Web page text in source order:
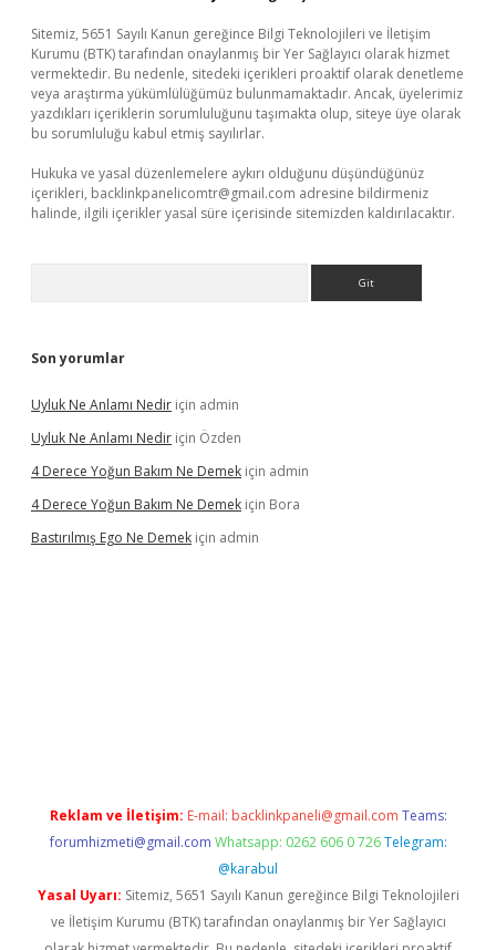
Sitemiz, 5651 Sayılı Kanun gereğince Bilgi Teknolojileri ve İletişim
Kurumu (BTK) tarafından onaylanmış bir Yer Sağlayıcı olarak hizmet
vermektedir. Bu nedenle, sitedeki içerikleri proaktif olarak denetleme
veya araştırma yükümlülüğümüz bulunmamaktadır. Ancak, üyelerimiz
yazdıkları içeriklerin sorumluluğunu taşımakta olup, siteye üye olarak
bu sorumluluğu kabul etmiş sayılırlar.
Hukuka ve yasal düzenlemelere aykırı olduğunu düşündüğünüz
içerikleri, backlinkpanelicomtr@gmail.com adresine bildirmeniz
halinde, ilgili içerikler yasal süre içerisinde sitemizden kaldırılacaktır.
Son yorumlar
Uyluk Ne Anlamı Nedir için admin
Uyluk Ne Anlamı Nedir için Özden
4 Derece Yoğun Bakım Ne Demek için admin
4 Derece Yoğun Bakım Ne Demek için Bora
Bastırılmış Ego Ne Demek için admin
Reklam ve İletişim: E-mail: backlinkpaneli@gmail.com Teams:
forumhizmeti@gmail.com Whatsapp: 0262 606 0 726 Telegram:
@karabul
Yasal Uyarı: Sitemiz, 5651 Sayılı Kanun gereğince Bilgi Teknolojileri
ve İletişim Kurumu (BTK) tarafından onaylanmış bir Yer Sağlayıcı